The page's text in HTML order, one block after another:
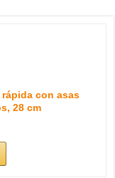
rápida con asas
28 cm